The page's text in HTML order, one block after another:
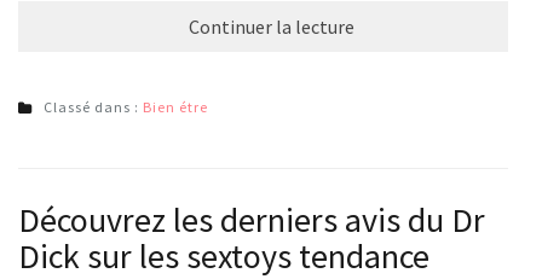
Continuer la lecture
Classé dans : Bien étre
Découvrez les derniers avis du Dr
Dick sur les sextoys tendance